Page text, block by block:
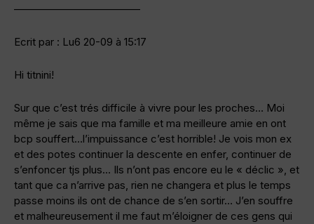
————————————
Ecrit par : Lu6 20-09 à 15:17
Hi titnini!
Sur que c’est trés difficile à vivre pour les proches… Moi
même je sais que ma famille et ma meilleure amie en ont
bcp souffert…l’impuissance c’est horrible! Je vois mon ex
et des potes continuer la descente en enfer, continuer de
s’enfoncer tjs plus… Ils n’ont pas encore eu le « déclic », et
tant que ca n’arrive pas, rien ne changera et plus le temps
passe moins ils ont de chance de s’en sortir… J’en souffre
et malheureusement il me faut m’éloigner de ces gens qui